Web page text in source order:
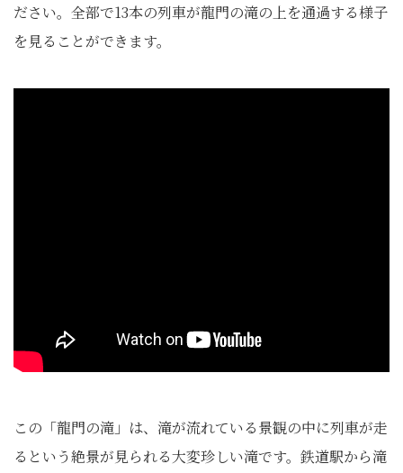
ださい。全部で13本の列車が龍門の滝の上を通過する様子
を見ることができます。
この「龍門の滝」は、滝が流れている景観の中に列車が走
るという絶景が見られる大変珍しい滝です。鉄道駅から滝